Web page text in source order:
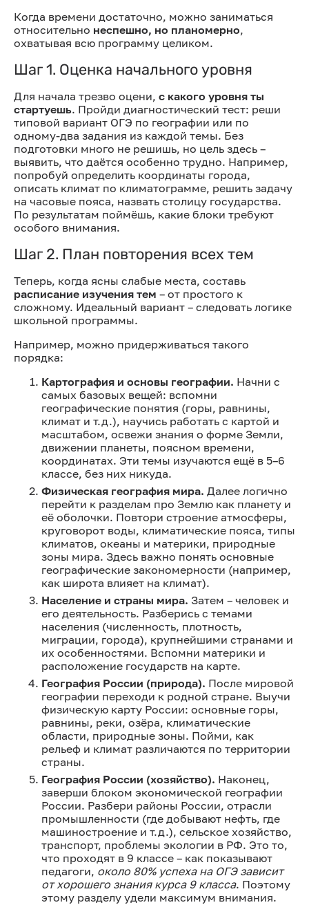
Когда времени достаточно, можно заниматься
относительно неспешно, но планомерно,
охватывая всю программу целиком.
Шаг 1. Оценка начального уровня
Для начала трезво оцени, с какого уровня ты
стартуешь. Пройди диагностический тест: реши
типовой вариант ОГЭ по географии или по
одному-два задания из каждой темы. Без
подготовки много не решишь, но цель здесь –
выявить, что даётся особенно трудно. Например,
попробуй определить координаты города,
описать климат по климатограмме, решить задачу
на часовые пояса, назвать столицу государства.
По результатам поймёшь, какие блоки требуют
особого внимания.
Шаг 2. План повторения всех тем
Теперь, когда ясны слабые места, составь
расписание изучения тем – от простого к
сложному. Идеальный вариант – следовать логике
школьной программы.
Например, можно придерживаться такого
порядка:
Картография и основы географии. Начни с
самых базовых вещей: вспомни
географические понятия (горы, равнины,
климат и т.д.), научись работать с картой и
масштабом, освежи знания о форме Земли,
движении планеты, поясном времени,
координатах. Эти темы изучаются ещё в 5–6
классе, без них никуда.
Физическая география мира. Далее логично
перейти к разделам про Землю как планету и
её оболочки. Повтори строение атмосферы,
круговорот воды, климатические пояса, типы
климатов, океаны и материки, природные
зоны мира. Здесь важно понять основные
географические закономерности (например,
как широта влияет на климат).
Население и страны мира. Затем – человек и
его деятельность. Разберись с темами
населения (численность, плотность,
миграции, города), крупнейшими странами и
их особенностями. Вспомни материки и
расположение государств на карте.
География России (природа). После мировой
географии переходи к родной стране. Выучи
физическую карту России: основные горы,
равнины, реки, озёра, климатические
области, природные зоны. Пойми, как
рельеф и климат различаются по территории
страны.
География России (хозяйство). Наконец,
заверши блоком экономической географии
России. Разбери районы России, отрасли
промышленности (где добывают нефть, где
машиностроение и т.д.), сельское хозяйство,
транспорт, проблемы экологии в РФ. Это то,
что проходят в 9 классе – как показывают
педагоги, около 80% успеха на ОГЭ зависит
от хорошего знания курса 9 класса. Поэтому
этому разделу удели максимум внимания.